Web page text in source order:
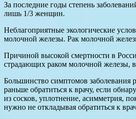
За последние годы степень
лишь 1/3 женщин.
Неблагоприятные экологические
молочной железы. Рак молочной
Причиной высокой смертности в
страдающих раком молочной железы,
Большинство симптомов
раньше обратиться к врачу, если
из сосков, уплотнение, асимметрия,
нужно не откладывая обратиться к